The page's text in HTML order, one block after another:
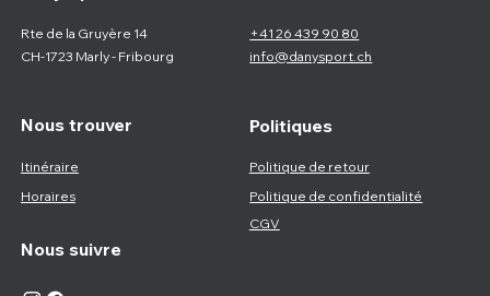
Nous trouver
Itinéraire
Rte de la Gruyère 14
CH-1723 Marly - Fribourg
Nous suivre
Horaires
Politiques
Politique de retour
+41 26 439 90 80
info@danysport.ch
Politique de confidentialité
CGV